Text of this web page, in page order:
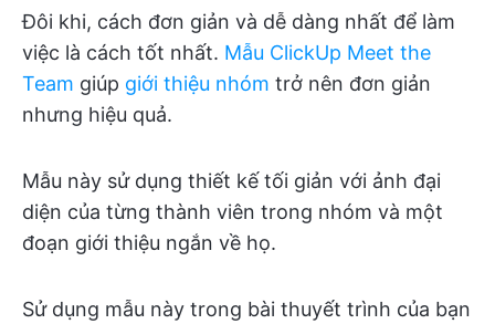
Đôi khi, cách đơn giản và dễ dàng nhất để làm
việc là cách tốt nhất. Mẫu ClickUp Meet the
Team giúp giới thiệu nhóm trở nên đơn giản
nhưng hiệu quả.
Mẫu này sử dụng thiết kế tối giản với ảnh đại
diện của từng thành viên trong nhóm và một
đoạn giới thiệu ngắn về họ.
Sử dụng mẫu này trong bài thuyết trình của bạn